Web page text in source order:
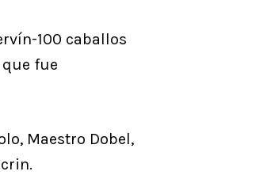
100 caballos
fue
Maestro Dobel,